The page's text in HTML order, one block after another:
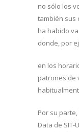
no sólo los
también sus
ha habido
donde, por
en los
patrones de
Por su
Data de SIT-